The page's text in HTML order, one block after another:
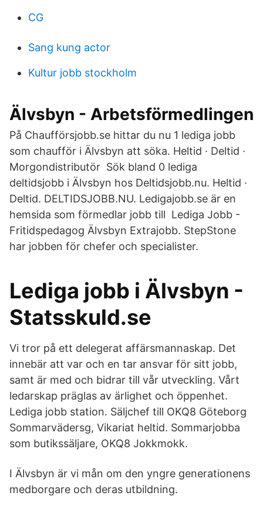
CG
Sang kung actor
Kultur jobb stockholm
Älvsbyn - Arbetsförmedlingen
På Chaufförsjobb.se hittar du nu 1 lediga jobb
som chaufför i Älvsbyn att söka. Heltid · Deltid ·
Morgondistributör Sök bland 0 lediga
deltidsjobb i Älvsbyn hos Deltidsjobb.nu. Heltid ·
Deltid. DELTIDSJOBB.NU. Ledigajobb.se är en
hemsida som förmedlar jobb till Lediga Jobb -
Fritidspedagog Älvsbyn Extrajobb. StepStone
har jobben för chefer och specialister.
Lediga jobb i Älvsbyn -
Statsskuld.se
Vi tror på ett delegerat affärsmannaskap. Det
innebär att var och en tar ansvar för sitt jobb,
samt är med och bidrar till vår utveckling. Vårt
ledarskap präglas av ärlighet och öppenhet.
Lediga jobb station. Säljchef till OKQ8 Göteborg
Sommarvädersg, Vikariat heltid. Sommarjobba
som butikssäljare, OKQ8 Jokkmokk.
I Älvsbyn är vi mån om den yngre generationens
medborgare och deras utbildning.